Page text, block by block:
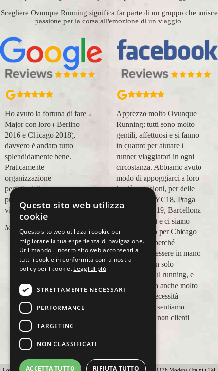
Scegliere Ovunque Running significa far parte di un gruppo che unisce
passione per la corsa all'emozione di un viaggio.
Apprezzo molto Ovunque
Running: tutti sono molto
gentili, affettuosi e si fanno
in quattro per aiutare i
runner viaggiatori in ogni
circostanza. Abbiamo avuto
modo di appoggiarci a loro
in più occasioni, per delle
maratone (NYC18, Praga
19, Valencia 19, Barcellona
21, NYC 22) e ci siamo
affidati a loro per Chicago
23 (ottobre) perché
sappiamo di essere in mano
a persone non solo
competenti sul running, e
sulle città, ma anche molto
attente alle necessità
personali. Ci sentiamo
Organizzazione perfetta,
accompagnatori super
(Massimo e Anna). Prima
esperienza con voi molto
positiva! Alla prossima e
grazie!
Lara Buranti
Copyright 2012 Ovunque Running s.r.l • Strada delle Fornaci 20 • 41126 Modena (Italy) • Tel
Questo sito web utilizza
cookie
Questo sito web utilizza i cookie per
migliorare la tua esperienza di navigazione.
Utilizzando il nostro sito web acconsenti a
tutti i cookie in conformità con la nostra
policy per i cookie. Leggi di più
STRETTAMENTE NECESSARI
PERFORMANCE
TARGETING
NON CLASSIFICATI
ACCETTA TUTTO RIFIUTA TUTTO